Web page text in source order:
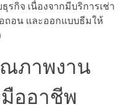
รกิจ เนื่องจากมีบริการเช่า
ถอน และออกแบบธีมให้
ภาพงาน
ออาชีพ